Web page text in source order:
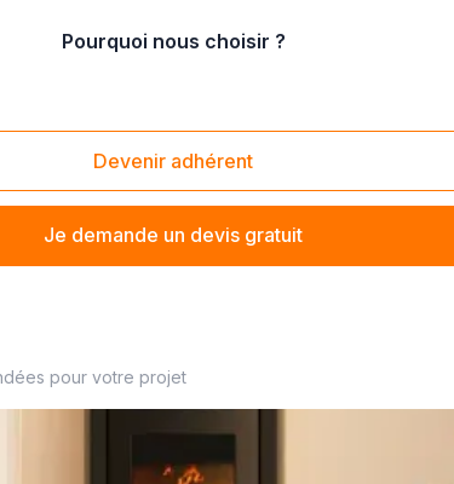
Pourquoi nous choisir ?
Devenir adhérent
Je demande un devis gratuit
pour votre projet